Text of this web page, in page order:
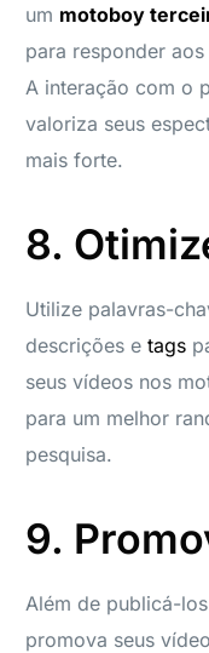
um motoboy
para responder
A interação com o
valoriza seus
mais forte.
8.
Utilize palavras-
descrições etags
seus vídeos nos
para um melhor
pesquisa.
9.
Além de publicá-
promova seus